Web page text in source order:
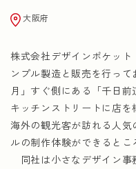
大阪府
株式会社デザインポケッ
ンプル製造と販売を行っ
月」すぐ側にある「千日
キッチンストリートに店
海外の観光客が訪れる人
ルの制作体験ができるとこ
同社は小さなデザイン事